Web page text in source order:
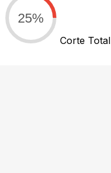
25%
Corte Total